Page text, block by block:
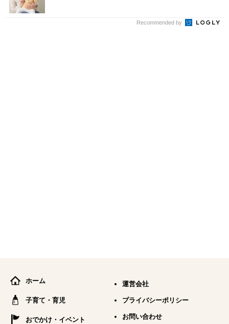
Recommended by
ホーム
子育て・育児
おでかけ・イベント
運営会社
プライバシーポリシー
お問い合わせ